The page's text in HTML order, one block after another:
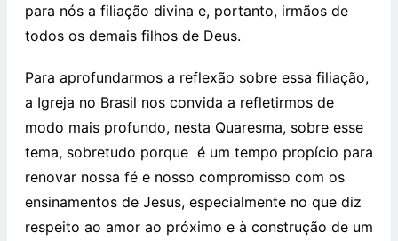
para nós a filiação divina e, portanto, irmãos de
todos os demais filhos de Deus.
Para aprofundarmos a reflexão sobre essa filiação,
a Igreja no Brasil nos convida a refletirmos de
modo mais profundo, nesta Quaresma, sobre esse
tema, sobretudo porque é um tempo propício para
renovar nossa fé e nosso compromisso com os
ensinamentos de Jesus, especialmente no que diz
respeito ao amor ao próximo e à construção de um